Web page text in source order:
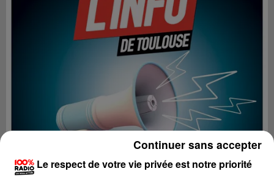
Le respect de votre vie privée est notre priorité
Continuer sans accepter